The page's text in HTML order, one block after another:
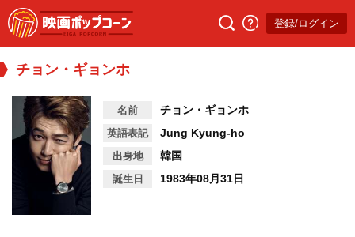
登録/ログイン
チョン・ギョンホ
名前 チョン・ギョンホ
英語表記 Jung Kyung-ho
出身地 韓国
誕生日 1983年08月31日